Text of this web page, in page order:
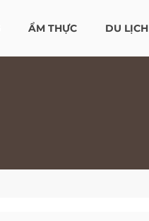
ẨM THỰC DU LỊCH